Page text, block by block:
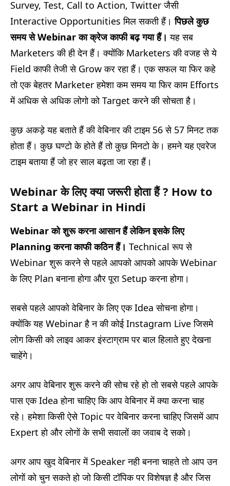
Survey, Test, Call to Action, Twitter जैसी
Interactive Opportunities मिल सकती हैं।पिछले कुछ
समय सेWebinarका क्रेज काफी बढ़ गया हैं। यह सब
Marketers की ही देन हैं। क्योंकि Marketers की वजह से ये
Field काफी तेजी से Grow कर रहा हैं। एक सफल या फिर कहे
तो एक बेहतर Marketer हमेशा कम समय या फिर काम Efforts
में अधिक से अधिक लोगो को Target करने की सोचता है।
कुछ अकड़े यह बताते हैं की वेबिनार की टाइम 56 से 57 मिनट तक
होता हैं। कुछ घण्टो के होते हैं तो कुछ मिनटो के। हमने यह एवरेज
टाइम बताया हैं जो हर साल बढ़ता जा रहा हैं।
Webinar के लिए क्या जरूरी होता हैं ? How to
Start a Webinar in Hindi
Webinarको शुरू करना आसान हैं लेकिन इसके लिए
Planningकरना काफी कठिन हैं। Technical रूप से
Webinar शुरू करने से पहले आपको आपको आपके Webinar
के लिए Plan बनाना होगा और पूरा Setup करना होगा।
सबसे पहले आपको वेबिनार के लिए एक Idea सोचना होगा।
क्योंकि यह Webinar है न की कोई Instagram Live जिसमे
लोग किसी को लाइव आकर इंस्टाग्राम पर बाल हिलाते हुए देखना
चाहेंगे।
अगर आप वेबिनार शुरू करने की सोच रहे हो तो सबसे पहले आपके
पास एक Idea होना चाहिए कि आप वेबिनार में क्या करना चाह
रहे। हमेशा किसी ऐसे Topic पर वेबिनार करना चाहिए जिसमें आप
Expert हो और लोगों के सभी सवालों का जवाब दे सको।
अगर आप खुद वेबिनार में Speaker नही बनना चाहते तो आप उन
लोगों को चुन सकते हो जो किसी टॉपिक पर विशेषज्ञ है और जिस